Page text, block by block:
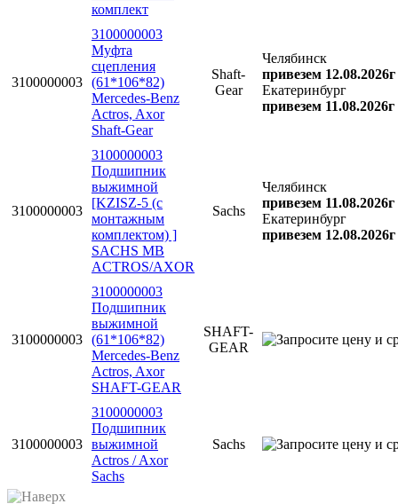
комплект
3100000003
3100000003
Муфта
сцепления
(61*106*82)
Mercedes-Benz
Actros, Axor
Shaft-Gear
Shaft-
Gear
Челябинск
привезем 12.08.2026г
Екатеринбург
привезем 11.08.2026г
3100000003
3100000003
Подшипник
выжимной
[KZISZ-5 (с
монтажным
комплектом) ]
SACHS MB
ACTROS/AXOR
Sachs
Челябинск
привезем 11.08.2026г
Екатеринбург
привезем 12.08.2026г
3100000003
3100000003
Подшипник
выжимной
(61*106*82)
Mercedes-Benz
Actros, Axor
SHAFT-GEAR
SHAFT-
GEAR
3100000003
3100000003
Подшипник
выжимной
Actros / Axor
Sachs
Sachs